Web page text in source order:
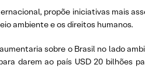
propõe iniciativas mais
ambiente e os direitos humanos.
sobre o Brasil no lado
darem ao país USD 20 bilhões